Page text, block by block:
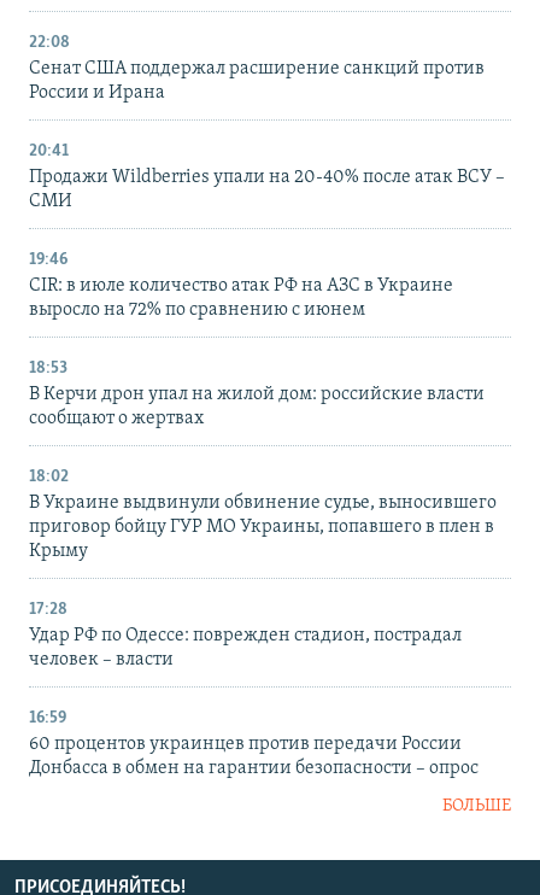
22:08
Сенат США поддержал расширение санкций против
России и Ирана
20:41
Продажи Wildberries упали на 20-40% после атак ВСУ –
СМИ
19:46
CIR: в июле количество атак РФ на АЗС в Украине
выросло на 72% по сравнению с июнем
18:53
В Керчи дрон упал на жилой дом: российские власти
сообщают о жертвах
18:02
В Украине выдвинули обвинение судье, выносившего
приговор бойцу ГУР МО Украины, попавшего в плен в
Крыму
17:28
Удар РФ по Одессе: поврежден стадион, пострадал
человек – власти
16:59
60 процентов украинцев против передачи России
Донбасса в обмен на гарантии безопасности – опрос
БОЛЬШЕ
ПРИСОЕДИНЯЙТЕСЬ!